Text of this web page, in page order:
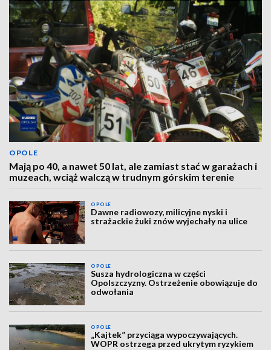
OPOLE
Mają po 40, a nawet 50 lat, ale zamiast stać w garażach i
muzeach, wciąż walczą w trudnym górskim terenie
OPOLE
Dawne radiowozy, milicyjne nyski i
strażackie żuki znów wyjechały na ulice
OPOLE
Susza hydrologiczna w części
Opolszczyzny. Ostrzeżenie obowiązuje do
odwołania
OPOLE
„Kajtek” przyciąga wypoczywających.
WOPR ostrzega przed ukrytym ryzykiem